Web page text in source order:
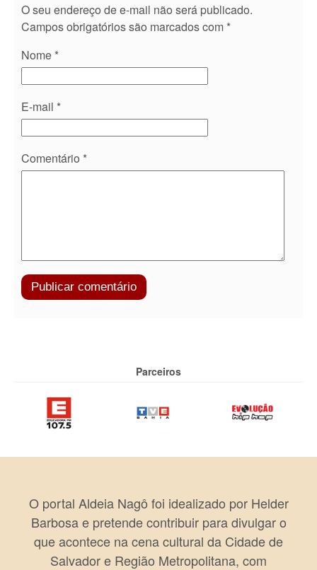
O seu endereço de e-mail não será publicado.
Campos obrigatórios são marcados com *
Nome *
E-mail *
Comentário *
Parceiros
O portal Aldeia Nagô foi idealizado por Helder
Barbosa e pretende contribuir para divulgar o
que acontece na cena cultural da Cidade de
Salvador e Região Metropolitana, com